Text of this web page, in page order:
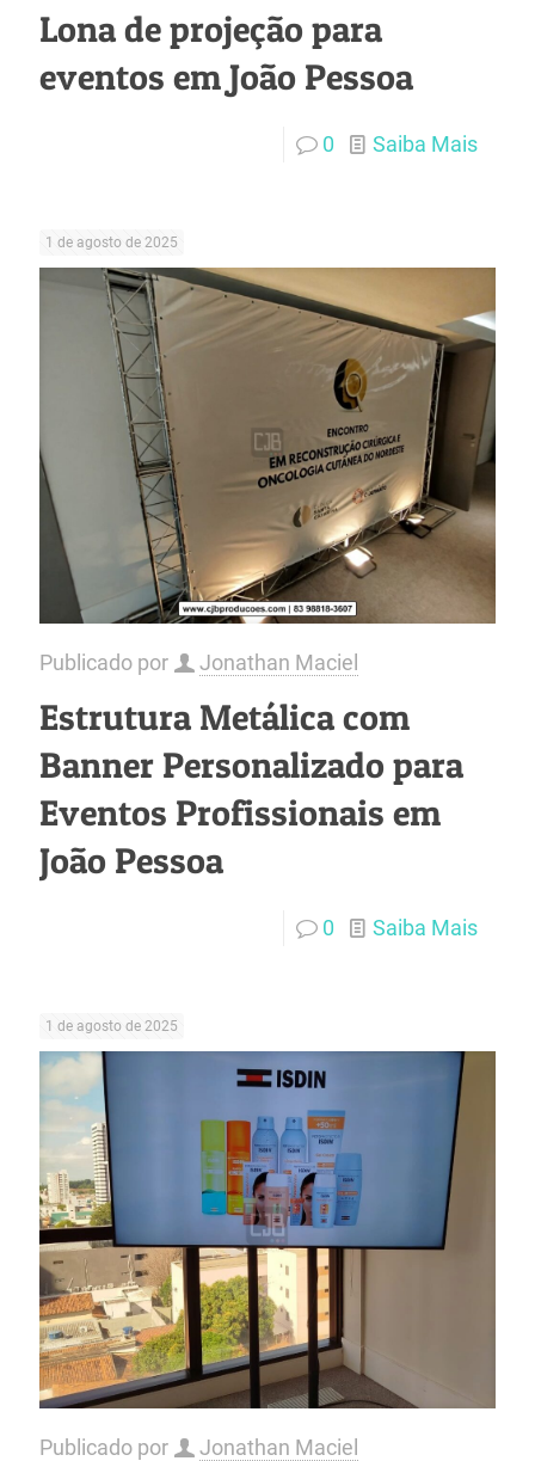
Lona de projeção para
eventos em João Pessoa
0 Saiba Mais
1 de agosto de 2025
Publicado por Jonathan Maciel
Estrutura Metálica com
Banner Personalizado para
Eventos Profissionais em
João Pessoa
0 Saiba Mais
1 de agosto de 2025
Publicado por Jonathan Maciel